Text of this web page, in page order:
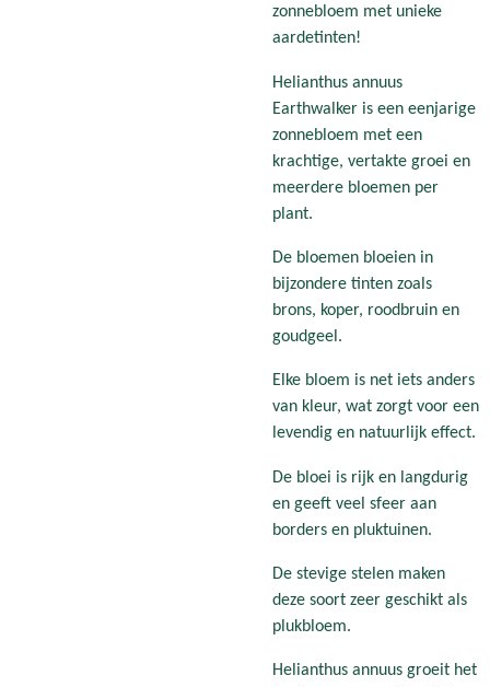
zonnebloem met unieke
aardetinten!
Helianthus annuus
Earthwalker is een eenjarige
zonnebloem met een
krachtige, vertakte groei en
meerdere bloemen per
plant.
De bloemen bloeien in
bijzondere tinten zoals
brons, koper, roodbruin en
goudgeel.
Elke bloem is net iets anders
van kleur, wat zorgt voor een
levendig en natuurlijk effect.
De bloei is rijk en langdurig
en geeft veel sfeer aan
borders en pluktuinen.
De stevige stelen maken
deze soort zeer geschikt als
plukbloem.
Helianthus annuus groeit het